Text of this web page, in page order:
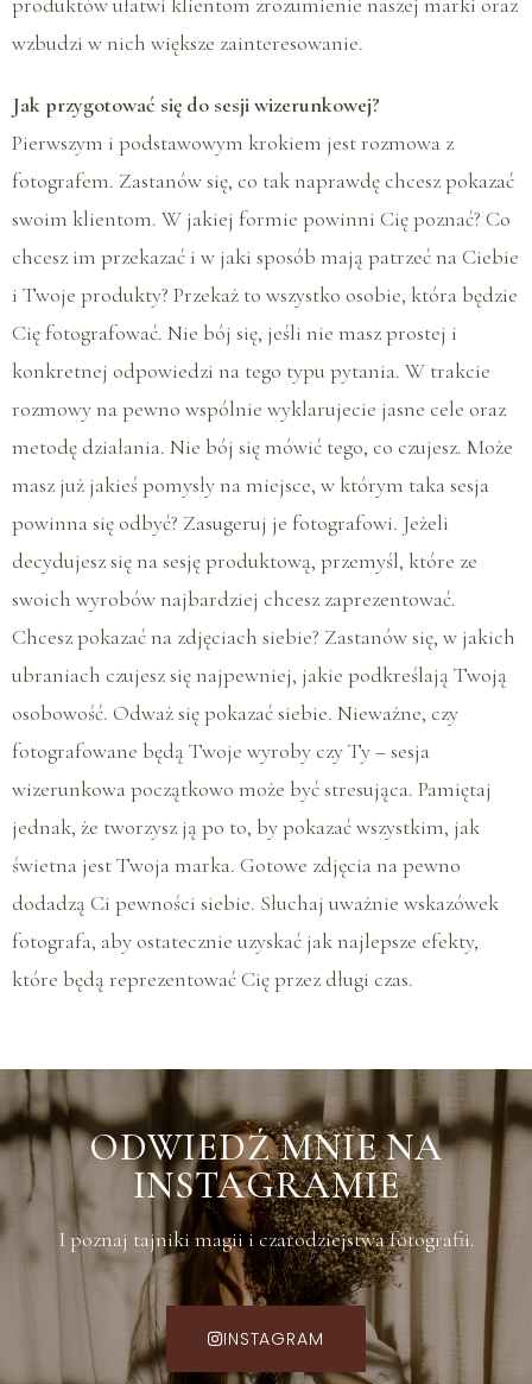
wzbudzi w nich większe zainteresowanie.
Jak przygotować się do sesji wizerunkowej?
Pierwszym i podstawowym krokiem jest rozmowa z
fotografem. Zastanów się, co tak naprawdę chcesz pokazać
swoim klientom. W jakiej formie powinni Cię poznać? Co
chcesz im przekazać i w jaki sposób mają patrzeć na Ciebie
i Twoje produkty? Przekaż to wszystko osobie, która będzie
Cię fotografować. Nie bój się, jeśli nie masz prostej i
konkretnej odpowiedzi na tego typu pytania. W trakcie
rozmowy na pewno wspólnie wyklarujecie jasne cele oraz
metodę działania. Nie bój się mówić tego, co czujesz. Może
masz już jakieś pomysły na miejsce, w którym taka sesja
powinna się odbyć? Zasugeruj je fotografowi. Jeżeli
decydujesz się na sesję produktową, przemyśl, które ze
swoich wyrobów najbardziej chcesz zaprezentować.
Chcesz pokazać na zdjęciach siebie? Zastanów się, w jakich
ubraniach czujesz się najpewniej, jakie podkreślają Twoją
osobowość. Odważ się pokazać siebie. Nieważne, czy
fotografowane będą Twoje wyroby czy Ty – sesja
wizerunkowa początkowo może być stresująca. Pamiętaj
jednak, że tworzysz ją po to, by pokazać wszystkim, jak
świetna jest Twoja marka. Gotowe zdjęcia na pewno
dodadzą Ci pewności siebie. Słuchaj uważnie wskazówek
fotografa, aby ostatecznie uzyskać jak najlepsze efekty,
które będą reprezentować Cię przez długi czas.
ODWIEDŹ MNIE NA
INSTAGRAMIE
I poznaj tajniki magii i czarodziejstwa fotografii.
INSTAGRAM